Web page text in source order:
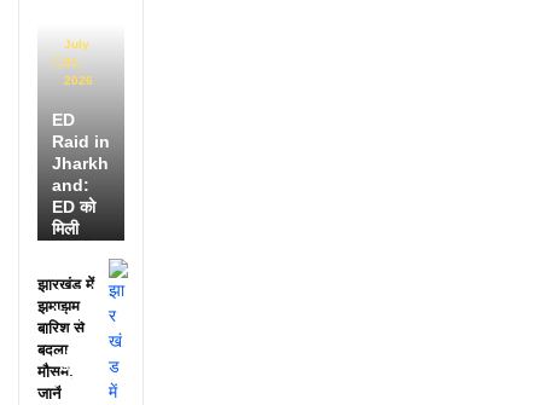
July
31,
2026
ED
Raid in
Jharkh
and:
ED को
मिली
25
अफसरों
के नाम,
हर महीने
पहुंचते थे
लाखों!
झारखंड में
झमाझम
बारिश से
बदला
मौसम,
जानें